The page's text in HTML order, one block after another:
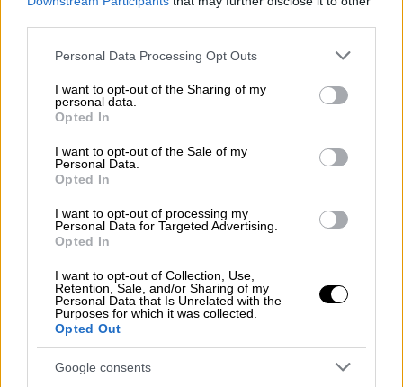
Please note that this website/app uses one or more Google
not limited to your visit or usage behaviour. You may click to
grant or deny consent to Google and its third-party tags to
use your data for below specified purposes in below Google
consent section.
Personal Data Processing Opt Outs
I want to opt-out of the Sharing of my
personal data.
Opted In
I want to opt-out of the Sale of my
Personal Data.
Opted In
I want to opt-out of processing my
Personal Data for Targeted Advertising.
Opted In
I want to opt-out of Collection, Use,
Retention, Sale, and/or Sharing of my
Personal Data that Is Unrelated with the
Purposes for which it was collected.
Opted Out
Google consents
θα είναι πιο εύκολη η πρόσβαση στις
ψηφιακές υπηρεσίες και δεν θα απαιτείται η
Η νέα εφαρμογή είναι διαθέσιμη μέσω του
παρακάτω συνδέσμου:
https://healthservices.eopyy.gov.gr/eHealthIn
suranceRecordInsPerson/secure/index.xhtml
Η έως σήμερα υφιστάμενη εφαρμογή:
https://eservices.eopyy.gov.gr/eHealthInsuran
ceRecordInsPerson/login.xhtml θα
ανακατευθύνει τους χρήστες στη νέα
εφαρμογή, ώστε να διασφαλιστεί η ομαλή
μετάβαση και η αδιάλειπτη εξυπηρέτηση.